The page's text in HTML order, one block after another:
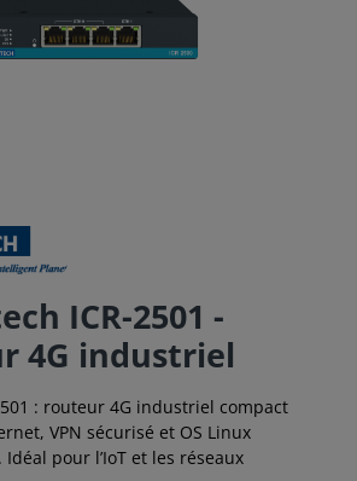
ICR-2501 -
4G industriel
: routeur 4G industriel compact
VPN sécurisé et OS Linux
pour l’IoT et les réseaux